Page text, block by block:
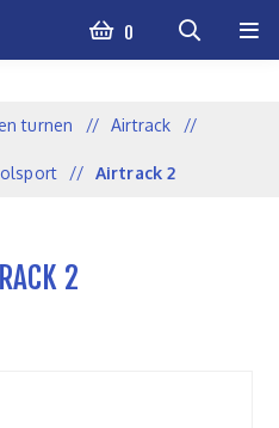
0
turnen / Airtrack /
/ Airtrack 2
2